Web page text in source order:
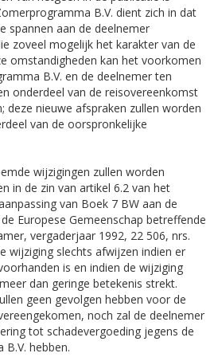
B.V. dient zich in dat
spannen aan de deelnemer
zoveel mogelijk het karakter van de
omstandigheden kan het voorkomen
B.V. en de deelnemer ten
onderdeel van de reisovereenkomst
deze nieuwe afspraken zullen worden
van de oorspronkelijke
wijzigingen zullen worden
in de zin van artikel 6.2 van het
van Boek 7 BW aan de
Europese Gemeenschap betreffende
vergaderjaar 1992, 22 506, nrs.
wijziging slechts afwijzen indien er
is en indien de wijziging
dan geringe betekenis strekt.
geen gevolgen hebben voor de
noch zal de deelnemer
tot schadevergoeding jegens de
hebben.